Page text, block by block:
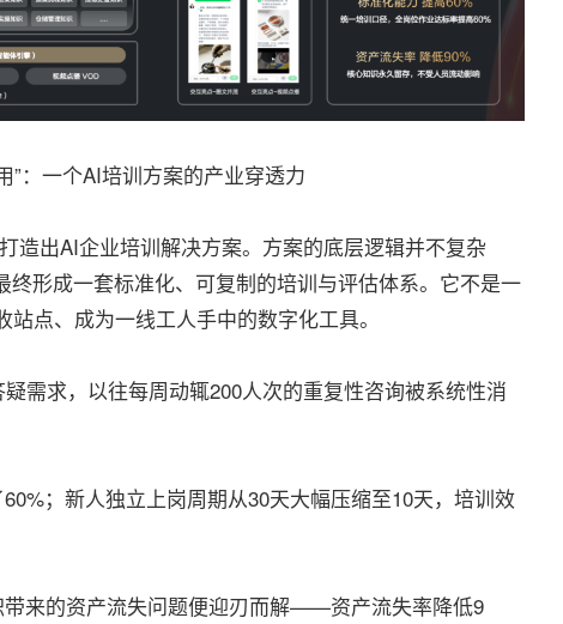
”：一个AI培训方案的产业穿透力
造出AI企业培训解决方案。方案的底层逻辑并不复杂
形成一套标准化、可复制的培训与评估体系。它不是一
点、成为一线工人手中的数字化工具。
需求，以往每周动辄200人次的重复性咨询被系统性消
；新人独立上岗周期从30天大幅压缩至10天，培训效
来的资产流失问题便迎刃而解——资产流失率降低9